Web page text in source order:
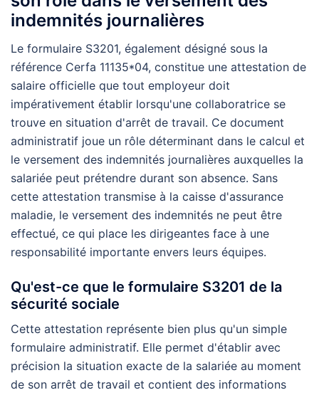
indemnités journalières
Le formulaire S3201, également désigné sous la
référence Cerfa 11135*04, constitue une attestation de
salaire officielle que tout employeur doit
impérativement établir lorsqu'une collaboratrice se
trouve en situation d'arrêt de travail. Ce document
administratif joue un rôle déterminant dans le calcul et
le versement des indemnités journalières auxquelles la
salariée peut prétendre durant son absence. Sans
cette attestation transmise à la caisse d'assurance
maladie, le versement des indemnités ne peut être
effectué, ce qui place les dirigeantes face à une
responsabilité importante envers leurs équipes.
Qu'est-ce que le formulaire S3201 de la
sécurité sociale
Cette attestation représente bien plus qu'un simple
formulaire administratif. Elle permet d'établir avec
précision la situation exacte de la salariée au moment
de son arrêt de travail et contient des informations